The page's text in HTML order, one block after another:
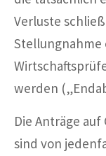
Verluste
Stellungnahme
werden
Die Anträge
sind von